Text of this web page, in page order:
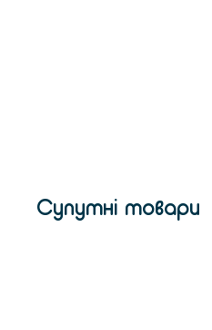
Супутні товари